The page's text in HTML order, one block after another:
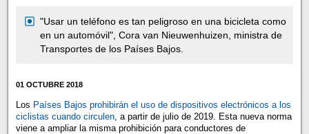
"Usar un teléfono es tan peligroso en una bicicleta como
en un automóvil", Cora van Nieuwenhuizen, ministra de
Transportes de los Países Bajos.
01 OCTUBRE 2018
Los Países Bajos prohibirán el uso de dispositivos electrónicos a los
ciclistas cuando circulen, a partir de julio de 2019. Esta nueva norma
viene a ampliar la misma prohibición para conductores de